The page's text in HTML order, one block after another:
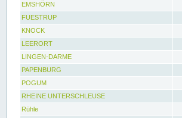
EMSHÖRN
FUESTRUP
KNOCK
LEERORT
LINGEN-DARME
PAPENBURG
POGUM
RHEINE UNTERSCHLEUSE
Rühle